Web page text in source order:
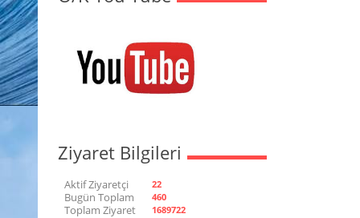
Ziyaret Bilgileri
Aktif Ziyaretçi 22
Bugün Toplam 460
Toplam Ziyaret 1689722